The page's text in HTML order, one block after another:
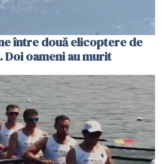
între două elicoptere de
Doi oameni au murit